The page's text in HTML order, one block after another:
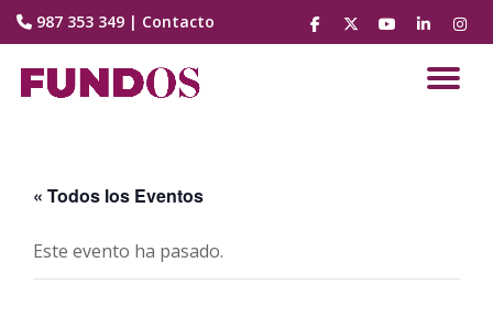
contenido
987 353 349 | Contacto
fa-
facebook
fa-
brands
fa-
youtube-
fa-
linkedin
fa-
« Todos los Eventos
Este evento ha pasado.